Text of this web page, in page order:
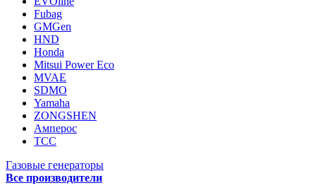
Fubag
GMGen
HND
Honda
Mitsui Power Eco
MVAE
SDMO
Yamaha
ZONGSHEN
Амперос
ТСС
Газовые генераторы
Все производители